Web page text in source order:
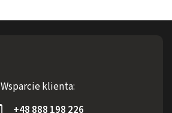
Wsparcie klienta:
+48 888 198 226